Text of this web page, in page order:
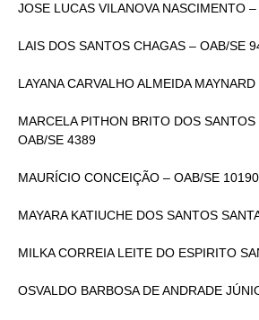
JOSE LUCAS VILANOVA NASCIMENTO
LAIS DOS SANTOS CHAGAS – OAB/SE
LAYANA CARVALHO ALMEIDA
MARCELA PITHON BRITO DOS
OAB/SE 4389
MAURÍCIO CONCEIÇÃO – OAB/SE 10190
MAYARA KATIUCHE DOS SANTOS
MILKA CORREIA LEITE DO ESPIRITO
OSVALDO BARBOSA DE ANDRADE